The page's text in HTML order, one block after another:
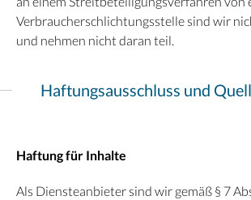
Verbraucherschlichtungsstelle sind wir
und nehmen nicht daran teil.
Haftungsausschluss und
Haftung für Inhalte
Als Diensteanbieter sind wir gemäß § 7